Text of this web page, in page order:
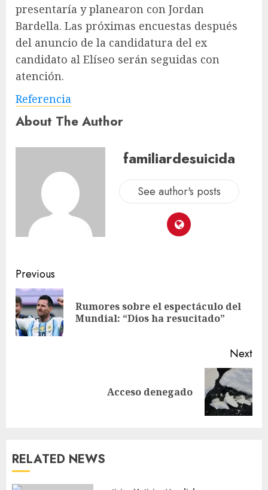
presentaría y planearon con Jordan
Bardella. Las próximas encuestas después
del anuncio de la candidatura del ex
candidato al Elíseo serán seguidas con
atención.
Referencia
About The Author
familiardesuicida
See author's posts
Previous
Rumores sobre el espectáculo del
Mundial: “Dios ha resucitado”
Next
Acceso denegado
RELATED NEWS